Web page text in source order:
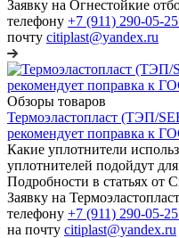
Заявку на Огнестойкие
телефону +7 (911) 290-05-
почту citiplast@yandex.ru
Обзоры товаров
Термоэластопласт (ТЭП/
рекомендует поправка к
Какие уплотнители
уплотнителей подойдут
Подробности в статьях от
Заявку на
телефону +7 (911) 290-05-25
на почту citiplast@yandex.ru